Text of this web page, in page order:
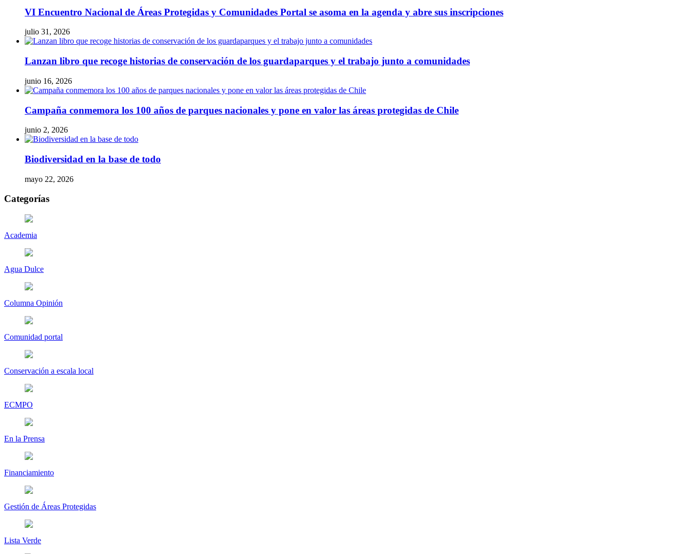
VI Encuentro Nacional de Áreas Protegidas y Comunidades Portal se asoma en la agenda y abre sus inscripciones
julio 31, 2026
Lanzan libro que recoge historias de conservación de los guardaparques y el trabajo junto a comunidades
junio 16, 2026
Campaña conmemora los 100 años de parques nacionales y pone en valor las áreas protegidas de Chile
junio 2, 2026
Biodiversidad en la base de todo
mayo 22, 2026
Categorías
Academia
Agua Dulce
Columna Opinión
Comunidad portal
Conservación a escala local
ECMPO
En la Prensa
Financiamiento
Gestión de Áreas Protegidas
Lista Verde